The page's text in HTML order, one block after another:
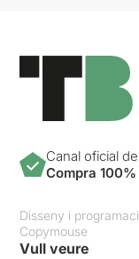
Canal oficial
Compra
Disseny i
Copymouse
Vull veure